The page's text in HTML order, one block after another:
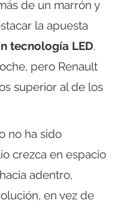
de un marrón y
la apuesta
tecnología LED.
pero Renault
superior al de los
no ha sido
crezca en espacio
adentro,
en vez de